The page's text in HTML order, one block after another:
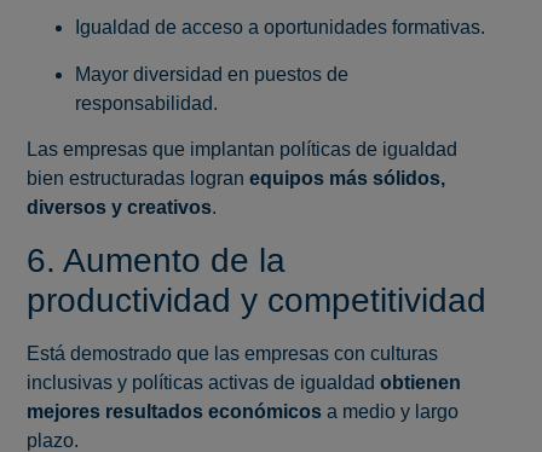
Igualdad de acceso a oportunidades formativas.
Mayor diversidad en puestos de
responsabilidad.
Las empresas que implantan políticas de igualdad
bien estructuradas logran equipos más sólidos,
diversos y creativos.
6. Aumento de la
productividad y competitividad
Está demostrado que las empresas con culturas
inclusivas y políticas activas de igualdad obtienen
mejores resultados económicos a medio y largo
plazo.